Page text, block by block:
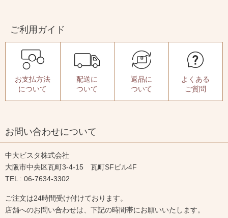
ご利用ガイド
お支払方法
について
配送に
ついて
返品に
ついて
よくある
ご質問
お問い合わせについて
中大ビスタ株式会社
大阪市中央区瓦町3-4-15 瓦町SFビル4F
TEL : 06-7634-3302
ご注文は24時間受け付けております。
店舗へのお問い合わせは、下記の時間帯にお願いいたします。